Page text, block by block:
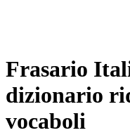
Frasario
dizionario
vocaboli